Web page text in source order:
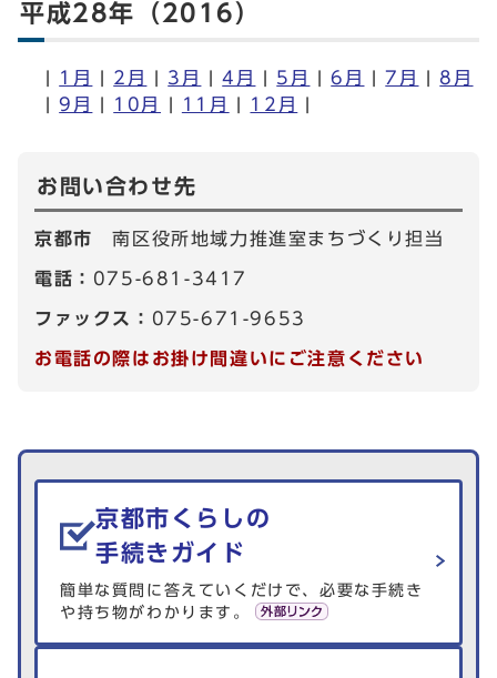
平成28年（2016）
1月 2月 3月 |4月 5月 |6月 |7月 |8月
|9月 10月 11月 12月
お問い合わせ先
京都市南区役所地域力推進室まちづくり担当
電話： 075-681-3417
ファックス： 075-671-9653
お電話の際はお掛け間違いにご注意ください
生活情報を探す
京都市くらしの
手続きガイド
簡単な質問に答えていくだけで、必要な手続き
や持ち物がわかります。